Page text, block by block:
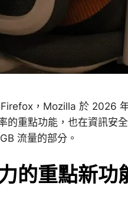
，Mozilla 於 2026
的重點功能，也在資訊安
流量的部分。
的重點新功